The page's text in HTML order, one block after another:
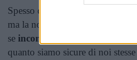
Spesso quando tagliamo i
ma la nostra acconciatura
se inconsciamente
quanto siamo sicure di noi